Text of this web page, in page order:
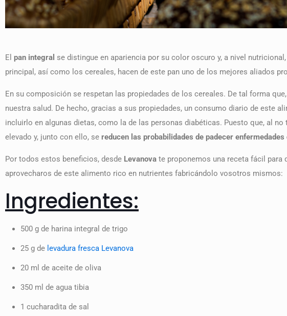
El pan integral se distingue en apariencia por su color oscuro y, a nivel
principal, así como los cereales, hacen de este pan uno de los mejores aliados
En su composición se respetan las propiedades de los cereales. De tal forma
nuestra salud. De hecho, gracias a sus propiedades, un consumo diario de este
incluirlo en algunas dietas, como la de las personas diabéticas. Puesto que, al no
elevado y, junto con ello, se reducen las probabilidades de padecer
Por todos estos beneficios, desde Levanova te proponemos una receta fácil para
aprovecharos de este alimento rico en nutrientes fabricándolo vosotros mismos:
Ingredientes:
500 g de harina integral de trigo
25 g de levadura fresca Levanova
20 ml de aceite de oliva
350 ml de agua tibia
1 cucharadita de sal